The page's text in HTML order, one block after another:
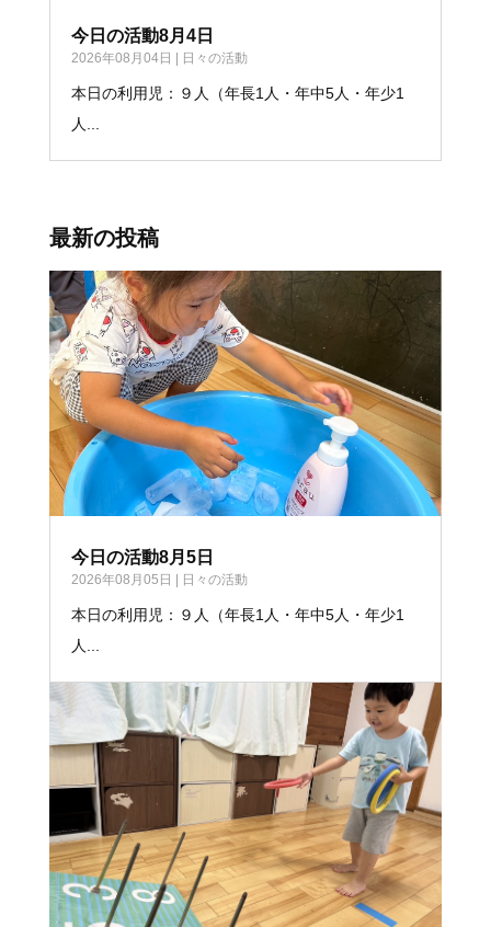
今日の活動8月4日
2026年08月04日 日々の活動
本日の利用児：９人（年長1人・年中5人・年少1
人...
最新の投稿
今日の活動8月5日
2026年08月05日 日々の活動
本日の利用児：９人（年長1人・年中5人・年少1
人...